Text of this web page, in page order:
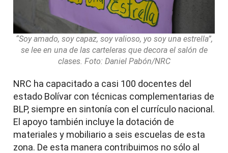
“Soy amado, soy capaz, soy valioso, yo soy una estrella”,
se lee en una de las carteleras que decora el salón de
clases. Foto: Daniel Pabón/NRC
NRC ha capacitado a casi 100 docentes del
estado Bolívar con técnicas complementarias de
BLP, siempre en sintonía con el currículo nacional.
El apoyo también incluye la dotación de
materiales y mobiliario a seis escuelas de esta
zona. De esta manera contribuimos no sólo al